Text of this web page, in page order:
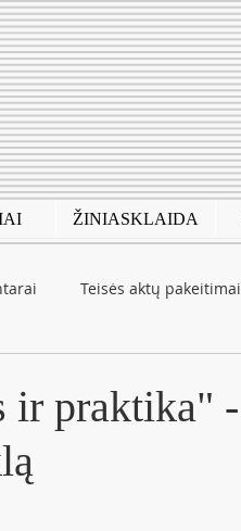
ŽINIASKLAIDA
Teisės aktų pakeitimai
ir praktika" -